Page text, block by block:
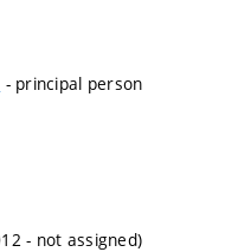
- principal person
- not assigned)